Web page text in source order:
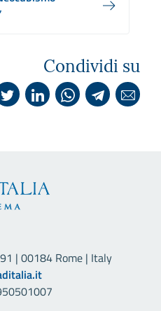
Condividi su
| 00184 Rome | Italy